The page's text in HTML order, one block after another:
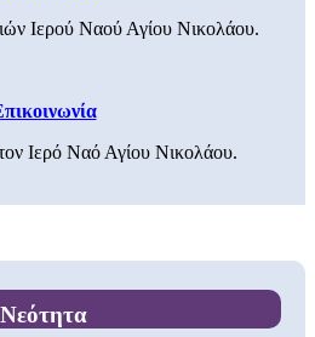
Ιερού Ναού Αγίου Νικολάου.
Ιερό Ναό Αγίου Νικολάου.
Νεότητα